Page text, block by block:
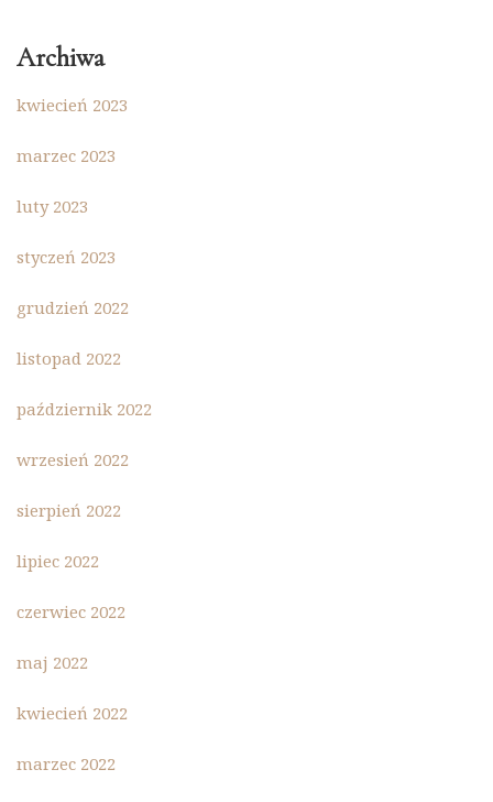
Archiwa
kwiecień 2023
marzec 2023
luty 2023
styczeń 2023
grudzień 2022
listopad 2022
październik 2022
wrzesień 2022
sierpień 2022
lipiec 2022
czerwiec 2022
maj 2022
kwiecień 2022
marzec 2022